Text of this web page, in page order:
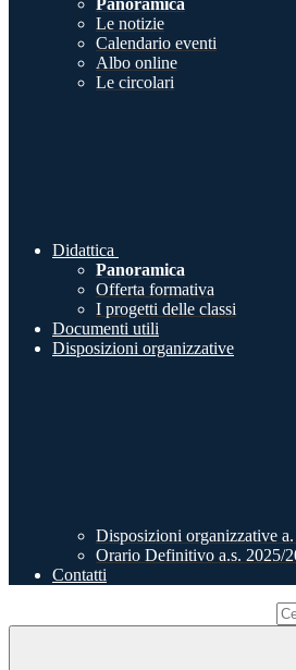
Panoramica
Le notizie
Calendario eventi
Albo online
Le circolari
Didattica
Panoramica
Offerta formativa
I progetti delle classi
Documenti utili
Disposizioni organizzative
Disposizioni organizzative
Orario Definitivo a.s. 2025/
Contatti